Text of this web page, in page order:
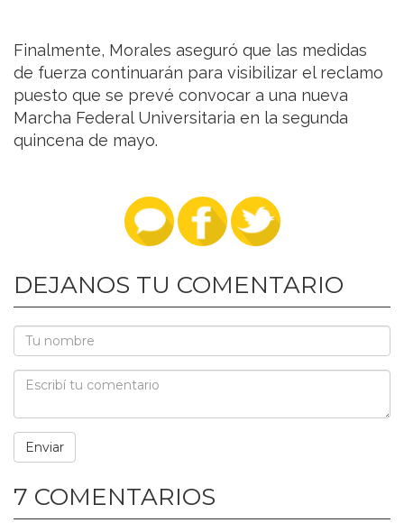
Finalmente, Morales aseguró que las medidas
de fuerza continuarán para visibilizar el reclamo
puesto que se prevé convocar a una nueva
Marcha Federal Universitaria en la segunda
quincena de mayo.
DEJANOS TU COMENTARIO
7 COMENTARIOS